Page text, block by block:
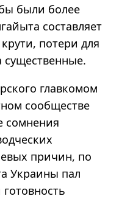
были более
составляет
потери для
главкомом
сообществе
сомнения
причин, по
Украины пал